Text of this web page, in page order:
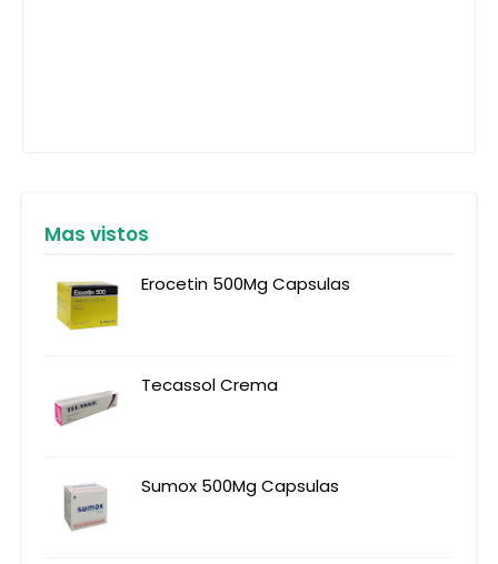
Mas vistos
Erocetin 500Mg Capsulas
Tecassol Crema
Sumox 500Mg Capsulas